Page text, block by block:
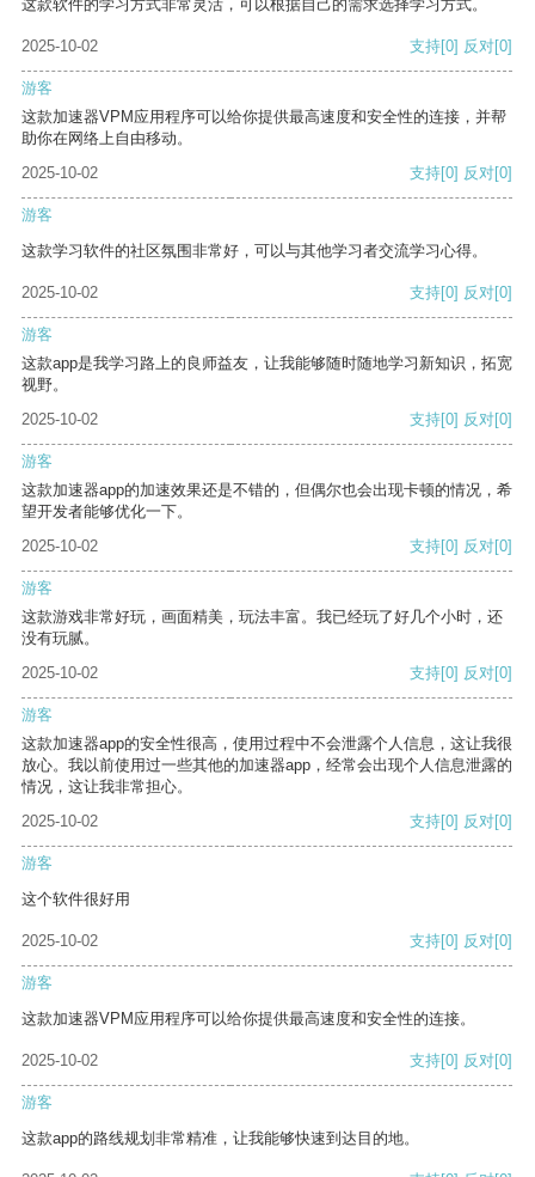
这款软件的学习方式非常灵活，可以根据自己的需求选择学习方式。
2025-10-02 支持[0] 反对[0]
游客
这款加速器VPM应用程序可以给你提供最高速度和安全性的连接，并帮
助你在网络上自由移动。
2025-10-02
支持[0] 反对[0]
游客
这款学习软件的社区氛围非常好，可以与其他学习者交流学习心得。
2025-10-02 支持[0] 反对[0]
游客
这款app是我学习路上的良师益友，让我能够随时随地学习新知识，拓宽
视野。
2025-10-02
支持[0] 反对[0]
游客
这款加速器app的加速效果还是不错的，但偶尔也会出现卡顿的情况，希
望开发者能够优化一下。
2025-10-02
支持[0] 反对[0]
游客
这款游戏非常好玩，画面精美，玩法丰富。我已经玩了好几个小时，还
没有玩腻。
2025-10-02
支持[0] 反对[0]
游客
这款加速器app的安全性很高，使用过程中不会泄露个人信息，这让我很
放心。我以前使用过一些其他的加速器app，经常会出现个人信息泄露的
情况，这让我非常担心。
2025-10-02
支持[0] 反对[0]
游客
这个软件很好用
2025-10-02 支持[0] 反对[0]
游客
这款加速器VPM应用程序可以给你提供最高速度和安全性的连接。
2025-10-02 支持[0] 反对[0]
游客
这款app的路线规划非常精准，让我能够快速到达目的地。